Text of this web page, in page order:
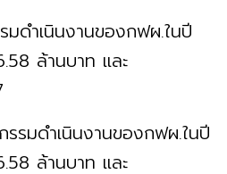
มดำเนินงานของกฟผ.ในปี
ล้านบาท และ
รมดำเนินงานของกฟผ.ในปี
ล้านบาท และ